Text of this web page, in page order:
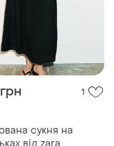
сукня на
від zara